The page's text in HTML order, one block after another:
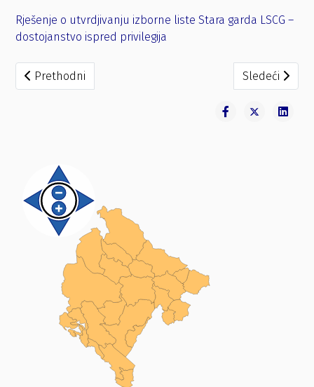
Rješenje o utvrdjivanju izborne liste Stara garda LSCG –
dostojanstvo ispred privilegija
Prethodni članak: Rješenje o odredjivanju biračkih mjesta
Prethodni Sledeći
Sledeći